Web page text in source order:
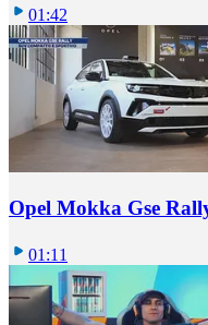
01:42
Opel Mokka Gse
01:11